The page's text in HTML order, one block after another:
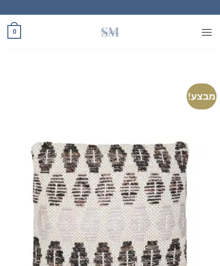
to
content
0
מבצע!